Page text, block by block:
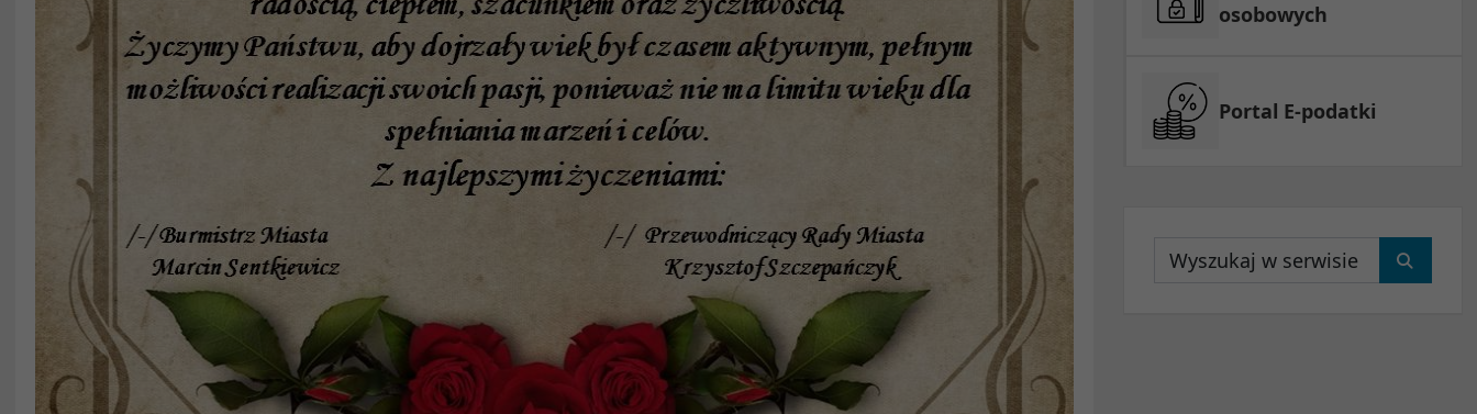
osobowych
Portal E-podatki
Wyszukaj